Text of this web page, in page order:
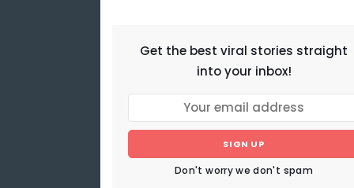
Get the best viral stories straight
into your inbox!
SIGN UP
Don't worry we don't spam